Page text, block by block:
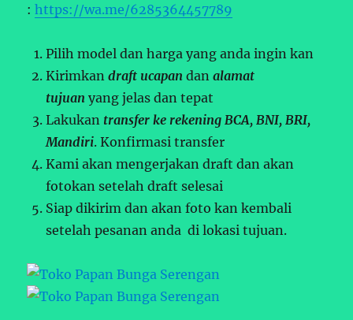
:https://wa.me/6285364457789
Pilih model dan harga yang anda ingin kan
Kirimkandraft ucapan danalamat
tujuan yang jelas dan tepat
Lakukan transfer ke rekening BCA, BNI, BRI,
Mandiri. Konfirmasi transfer
Kami akan mengerjakan draft dan akan
fotokan setelah draft selesai
Siap dikirim dan akan foto kan kembali
setelah pesanan anda di lokasi tujuan.